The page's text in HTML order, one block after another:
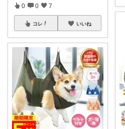
0 0 7
コレ いいね